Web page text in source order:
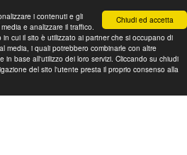
Chiudi ed accetta
i contenuti e gli
e analizzare il traffico.
cui il sito è utilizzato ai partner che si occupano di
media, i quali potrebbero combinarle con altre
in base all'utilizzo dei loro servizi. Cliccando su chiudi
del sito l'utente presta il proprio consenso alla